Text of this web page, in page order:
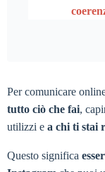
Per comunicare
tutto ciò che fai,
utilizzi e a chi ti stai
Questo significa